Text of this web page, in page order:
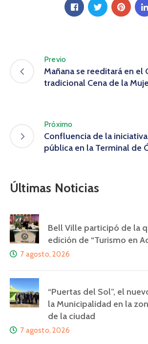
Previo
Mañana se reeditará en el
tradicional Cena de la
Próximo
Confluencia de la
pública en la Terminal de
Últimas Noticias
Bell Ville participó de la
edición de “Turismo en
7 agosto, 2026
“Puertas del Sol”, el
la Municipalidad en la
de la ciudad
7 agosto, 2026